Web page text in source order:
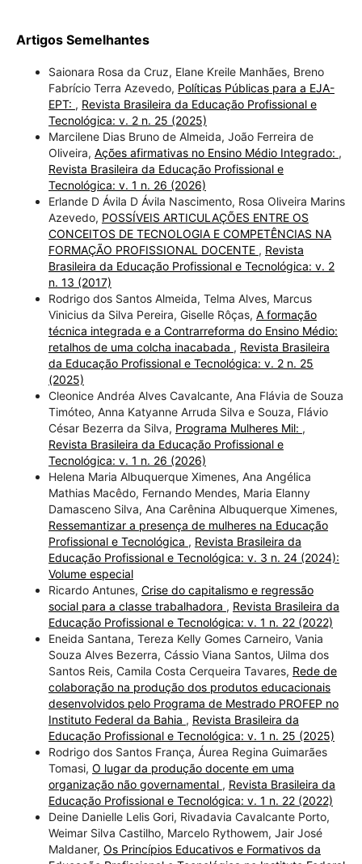
Artigos Semelhantes
Saionara Rosa da Cruz, Elane Kreile Manhães, Breno
Fabrício Terra Azevedo, Políticas Públicas para a EJA-
EPT: , Revista Brasileira da Educação Profissional e
Tecnológica: v. 2 n. 25 (2025)
Marcilene Dias Bruno de Almeida, João Ferreira de
Oliveira, Ações afirmativas no Ensino Médio Integrado: ,
Revista Brasileira da Educação Profissional e
Tecnológica: v. 1 n. 26 (2026)
Erlande D Ávila D Ávila Nascimento, Rosa Oliveira Marins
Azevedo, POSSÍVEIS ARTICULAÇÕES ENTRE OS
CONCEITOS DE TECNOLOGIA E COMPETÊNCIAS NA
FORMAÇÃO PROFISSIONAL DOCENTE , Revista
Brasileira da Educação Profissional e Tecnológica: v. 2
n. 13 (2017)
Rodrigo dos Santos Almeida, Telma Alves, Marcus
Vinicius da Silva Pereira, Giselle Rôças, A formação
técnica integrada e a Contrarreforma do Ensino Médio:
retalhos de uma colcha inacabada , Revista Brasileira
da Educação Profissional e Tecnológica: v. 2 n. 25
(2025)
Cleonice Andréa Alves Cavalcante, Ana Flávia de Souza
Timóteo, Anna Katyanne Arruda Silva e Souza, Flávio
César Bezerra da Silva, Programa Mulheres Mil: ,
Revista Brasileira da Educação Profissional e
Tecnológica: v. 1 n. 26 (2026)
Helena Maria Albuquerque Ximenes, Ana Angélica
Mathias Macêdo, Fernando Mendes, Maria Elanny
Damasceno Silva, Ana Carênina Albuquerque Ximenes,
Ressemantizar a presença de mulheres na Educação
Profissional e Tecnológica , Revista Brasileira da
Educação Profissional e Tecnológica: v. 3 n. 24 (2024):
Volume especial
Ricardo Antunes, Crise do capitalismo e regressão
social para a classe trabalhadora , Revista Brasileira da
Educação Profissional e Tecnológica: v. 1 n. 22 (2022)
Eneida Santana, Tereza Kelly Gomes Carneiro, Vania
Souza Alves Bezerra, Cássio Viana Santos, Uilma dos
Santos Reis, Camila Costa Cerqueira Tavares, Rede de
colaboração na produção dos produtos educacionais
desenvolvidos pelo Programa de Mestrado PROFEP no
Instituto Federal da Bahia , Revista Brasileira da
Educação Profissional e Tecnológica: v. 1 n. 25 (2025)
Rodrigo dos Santos França, Áurea Regina Guimarães
Tomasi, O lugar da produção docente em uma
organização não governamental , Revista Brasileira da
Educação Profissional e Tecnológica: v. 1 n. 22 (2022)
Deine Danielle Lelis Gori, Rivadavia Cavalcante Porto,
Weimar Silva Castilho, Marcelo Rythowem, Jair José
Maldaner, Os Princípios Educativos e Formativos da